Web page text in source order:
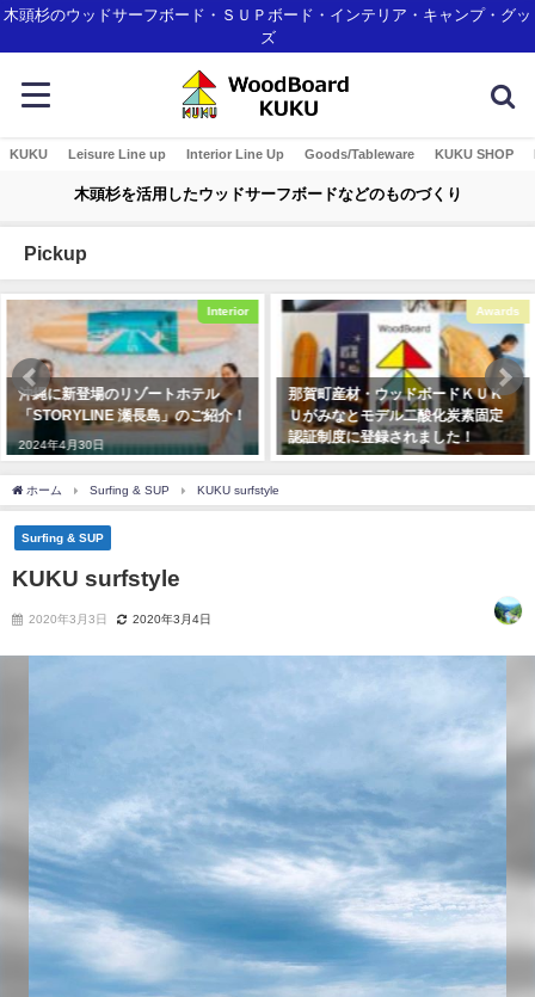
木頭杉のウッドサーフボード・ＳＵＰボード・インテリア・キャンプ・グッ
ズ
KUKU Leisure Line up Interior Line Up Goods/Tableware KUKU SHOP
木頭杉を活用したウッドサーフボードなどのものづくり
Pickup
Awards
那賀町産材・ウッドボードＫＵＫ
Ｕがみなとモデル二酸化炭素固定
認証制度に登録されました！
KUKU alaiawelcome board
2019年11月7日
ホーム Surfing & SUP KUKU surfstyle
Surfing & SUP
KUKU surfstyle
2020年3月3日 2020年3月4日